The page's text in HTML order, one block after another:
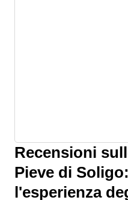
Recensioni
Pieve di
l'esperienza